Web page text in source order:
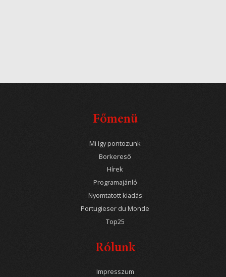
Főmenü
Mi így pontozunk
Borkereső
Hírek
Programajánló
Nyomtatott kiadás
Portugieser du Monde
Top25
Rólunk
Impresszum